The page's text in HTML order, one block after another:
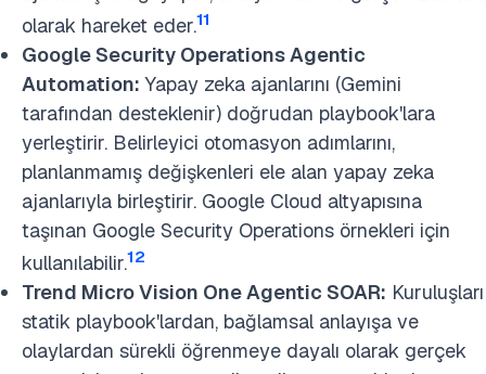
olarak hareket eder.11
Google Security Operations Agentic
Automation: Yapay zeka ajanlarını (Gemini
tarafından desteklenir) doğrudan playbook'lara
yerleştirir. Belirleyici otomasyon adımlarını,
planlanmamış değişkenleri ele alan yapay zeka
ajanlarıyla birleştirir. Google Cloud altyapısına
taşınan Google Security Operations örnekleri için
kullanılabilir.12
Trend Micro Vision One Agentic SOAR: Kuruluşları
statik playbook'lardan, bağlamsal anlayışa ve
olaylardan sürekli öğrenmeye dayalı olarak gerçek